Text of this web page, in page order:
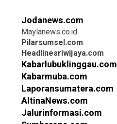
Jodanews.com
Maylanews.co.id
Pilarsumsel.com
Headlinesriwijaya.com
Kabarlubuklinggau.com
Kabarmuba.com
Laporansumatera.com
AltinaNews.com
Jalurinformasi.com